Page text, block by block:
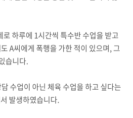
하루에 1시간씩 특수반 수업을 받고
A씨에게 폭행을 가한 적이 있으며, 그
습니다.
수업이 아닌 체육 수업을 하고 싶다는
발생하였습니다.